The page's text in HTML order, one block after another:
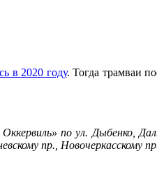
в 2020 году. Тогда трамваи
по ул. Дыбенко,
пр.,